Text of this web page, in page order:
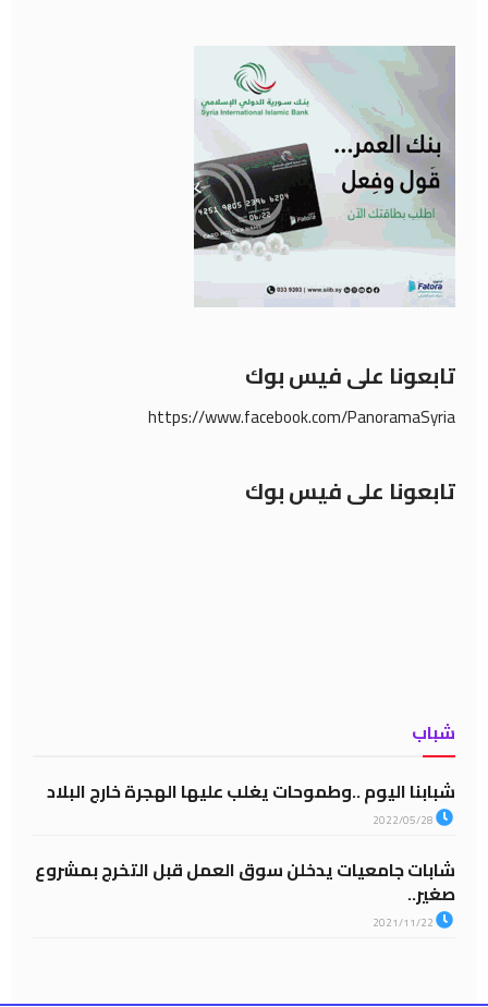
تابعونا على فيس بوك
https://www.facebook.com/PanoramaSyria
تابعونا على فيس بوك
شباب
شبابنا اليوم ..وطموحات يغلب عليها الهجرة خارج البلاد
شابات جامعيات يدخلن سوق العمل قبل التخرج بمشروع
صغير..